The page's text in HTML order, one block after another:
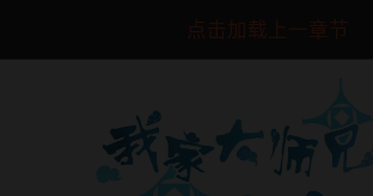
点击加载上一章节